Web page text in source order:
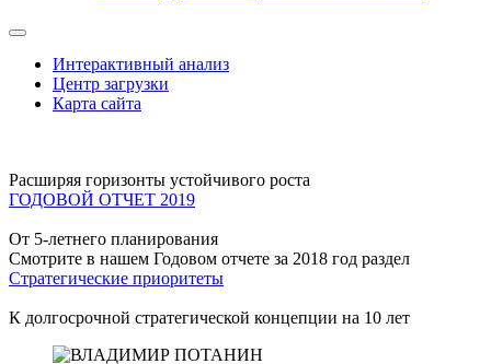
Интерактивный анализ
Центр загрузки
Карта сайта
Расширяя горизонты устойчивого роста
ГОДОВОЙ ОТЧЕТ 2019
От 5-летнего планирования
Смотрите в нашем Годовом отчете за 2018 год раздел
Стратегические приоритеты
К долгосрочной стратегической концепции на 10 лет